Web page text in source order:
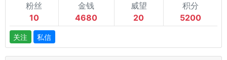
粉丝
10
金钱
4680
威望
20
积分
5200
关注 私信